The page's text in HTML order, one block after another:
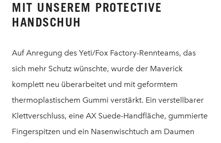
MIT UNSEREM PROTECTIVE
HANDSCHUH
Auf Anregung des Yeti/Fox Factory-Rennteams, das
sich mehr Schutz wünschte, wurde der Maverick
komplett neu überarbeitet und mit geformtem
thermoplastischem Gummi verstärkt. Ein verstellbarer
Klettverschluss, eine AX Suede-Handfläche, gummierte
Fingerspitzen und ein Nasenwischtuch am Daumen